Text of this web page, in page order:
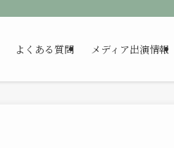
よくある質問 メディア出演情報